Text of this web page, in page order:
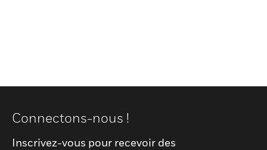
Connectons-nous !
Inscrivez-vous pour recevoir des